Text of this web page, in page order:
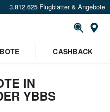
3.812.625 Flugblätter & Angebote
CASHBACK
IN
YBBS